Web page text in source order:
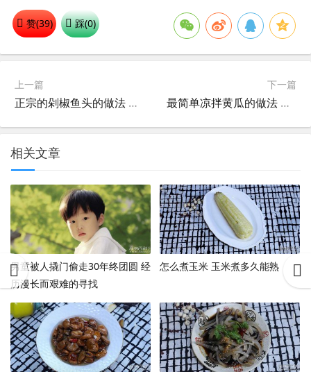
赞(39) 踩(0)
上一篇
正宗的剁椒鱼头的做法 怎么做剁椒鱼头
下一篇
最简单凉拌黄瓜的做法 怎么做凉拌黄瓜
相关文章
男童被人撬门偷走30年终团圆 经
历漫长而艰难的寻找
怎么煮玉米 玉米煮多久能熟